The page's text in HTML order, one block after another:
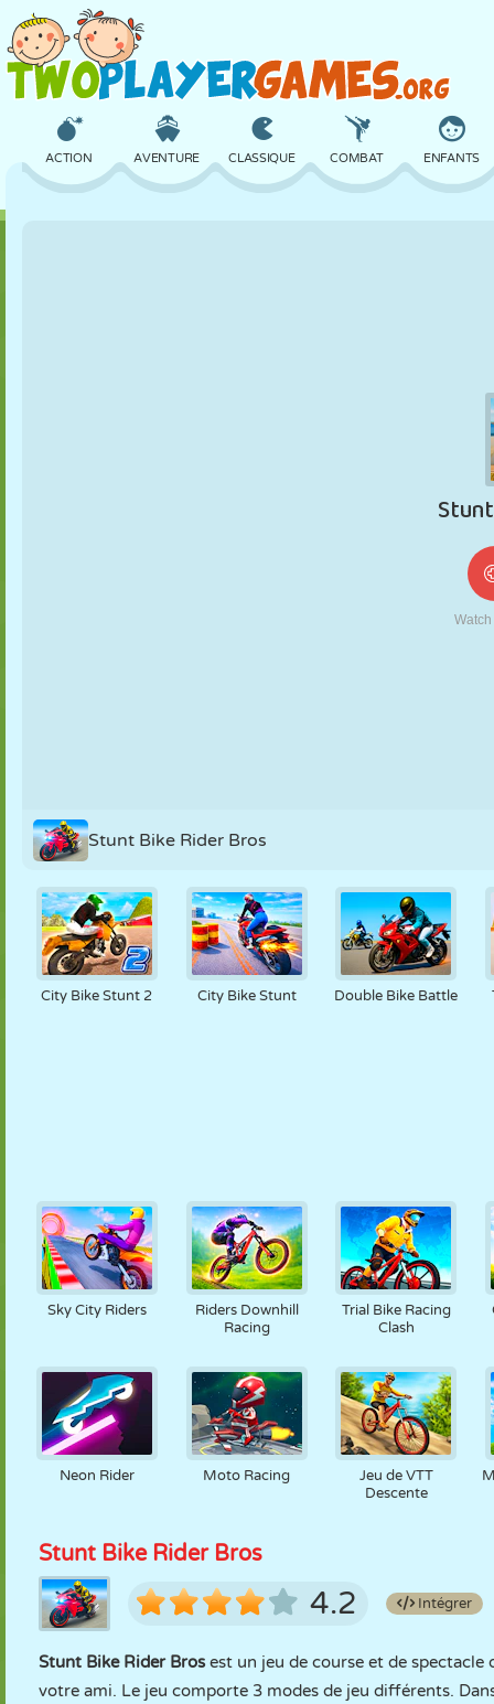
ACTION AVENTURE CLASSIQUE COMBAT ENFANTS
ROBOT
Stunt Bike Rider Bros
City Bike Stunt 2 City Bike Stunt Double Bike Battle
Sky City Riders
Riders Downhill
Racing
Trial Bike Racing
Clash
Neon Rider Moto Racing
Jeu de VTT
Descente
Stunt Bike Rider Bros
4.2 Intégrer
Stunt Bike Rider Brosest un jeu de course et de
votre ami. Le jeu comporte 3 modes de jeu différents.